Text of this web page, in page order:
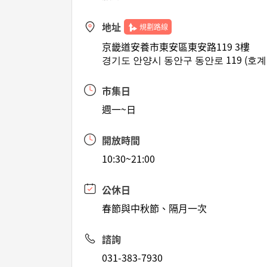
地址 規劃路線
京畿道安養市東安區東安路119 3樓
경기도 안양시 동안구 동안로 119 (호
市集日
週一~日
開放時間
10:30~21:00
公休日
春節與中秋節、隔月一次
諮詢
031-383-7930